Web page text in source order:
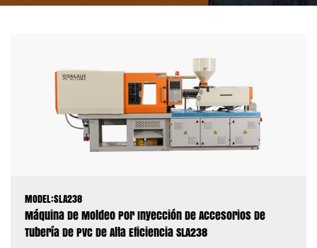
MODEL:SLA238
Máquina De Moldeo Por Inyección De Accesorios De
Tubería De PVC De Alta Eficiencia SLA238